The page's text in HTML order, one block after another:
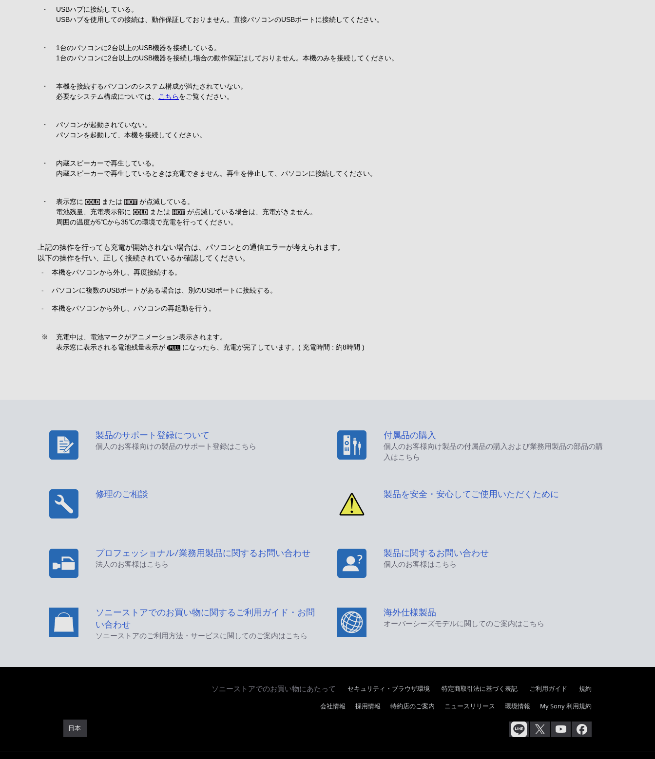
・
USBハブに接続している。
USBハブを使用しての接続は、動作保証しておりません。直接パソコンのUSBポートに接続してください。
・
1台のパソコンに2台以上のUSB機器を接続している。
1台のパソコンに2台以上のUSB機器を接続し場合の動作保証はしておりません。本機のみを接続してください。
・
本機を接続するパソコンのシステム構成が満たされていない。
必要なシステム構成については、
こちらをご覧ください。
・
パソコンが起動されていない。
パソコンを起動して、本機を接続してください。
・
内蔵スピーカーで再生している。
内蔵スピーカーで再生しているときは充電できません。再生を停止して、パソコンに接続してください。
・ 表示窓に または
が点滅している。
電池残量、充電表示部に
または
が点滅している場合は、充電がきません。
周囲の温度が5℃から35℃の環境で充電を行ってください。
上記の操作を行っても充電が開始されない場合は、パソコンとの通信エラーが考えられます。
以下の操作を行い、正しく接続されているか確認してください。
- 本機をパソコンから外し、再度接続する。
- パソコンに複数のUSBポートがある場合は、別のUSBポートに接続する。
- 本機をパソコンから外し、パソコンの再起動を行う。
※
充電中は、電池マークがアニメーション表示されます。
表示窓に表示される電池残量表示が
になったら、充電が完了しています。( 充電時間 : 約8時間 )
製品のサポート登録について
個人のお客様向けの製品のサポート登録はこちら
付属品の購入
個人のお客様向け製品の付属品の購入および業務用製品の部品の購
入はこちら
修理のご相談 製品を安全・安心してご使用いただくために
プロフェッショナル/業務用製品に関するお問い合わせ
法人のお客様はこちら
製品に関するお問い合わせ
個人のお客様はこちら
ソニーストアでのお買い物に関するご利用ガイド・お問
い合わせ
ソニーストアのご利用方法・サービスに関してのご案内はこちら
海外仕様製品
オーバーシーズモデルに関してのご案内はこちら
ソニーストアでのお買い物にあたって セキュリティ・ブラウザ環境 特定商取引法に基づく表記 ご利用ガイド 規約
日本
会社情報 採用情報 特約店のご案内 ニュースリリース 環境情報 My Sony 利用規約